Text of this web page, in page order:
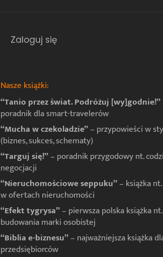
Zaloguj się
Nasze książki:
“Tanio przez świat. Podróżuj [wy]godnie!”
poradnik dla smart-travelerów
“Mucha w czekoladzie”– przypowieści w
(biznes, sukces, schematy)
“Targuj się!”– poradnik przygodowy nt.
negocjacji
“Nieruchomościowe seppuku”– książka
w ofertach nieruchomości
“Efekt tygrysa”– pierwsza polska książka nt.
budowania marki osobistej
“Biblia e-biznesu”– najważniejsza książka
przedsiębiorców